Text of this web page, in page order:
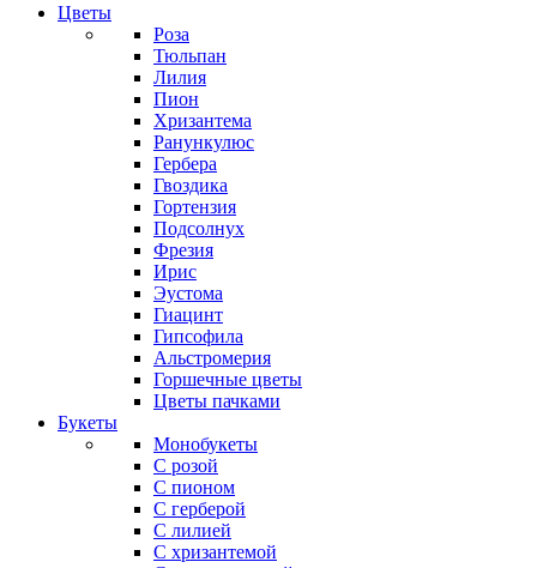
Цветы
Роза
Тюльпан
Лилия
Пион
Хризантема
Ранункулюс
Гербера
Гвоздика
Гортензия
Подсолнух
Фрезия
Ирис
Эустома
Гиацинт
Гипсофила
Альстромерия
Горшечные цветы
Цветы пачками
Букеты
Монобукеты
С розой
С пионом
С герберой
С лилией
С хризантемой